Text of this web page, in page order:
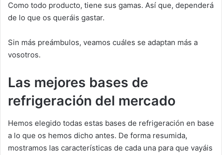
Como todo producto, tiene sus gamas. Así que, dependerá
de lo que os queráis gastar.
Sin más preámbulos, veamos cuáles se adaptan más a
vosotros.
Las mejores bases de
refrigeración del mercado
Hemos elegido todas estas bases de refrigeración en base
a lo que os hemos dicho antes. De forma resumida,
mostramos las características de cada una para que vayáis